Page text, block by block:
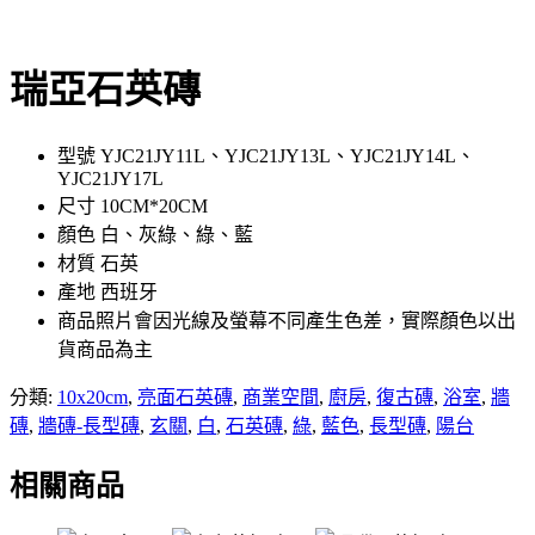
瑞亞石英磚
型號 YJC21JY11L、YJC21JY13L、YJC21JY14L、
YJC21JY17L
尺寸 10CM*20CM
顏色 白、灰綠、綠、藍
材質 石英
產地 西班牙
商品照片會因光線及螢幕不同產生色差，實際顏色以出
貨商品為主
分類: 10x20cm, 亮面石英磚, 商業空間, 廚房, 復古磚, 浴室, 牆
磚, 牆磚-長型磚, 玄關, 白, 石英磚, 綠, 藍色, 長型磚, 陽台
相關商品